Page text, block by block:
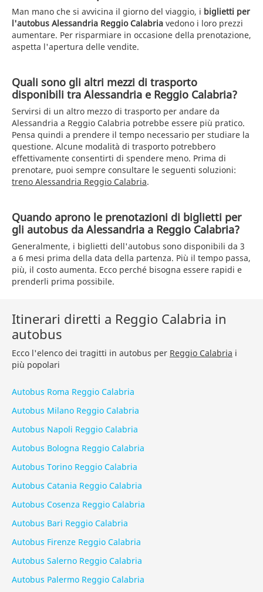
Man mano che si avvicina il giorno del viaggio, i biglietti per
l'autobus Alessandria Reggio Calabria vedono i loro prezzi
aumentare. Per risparmiare in occasione della prenotazione,
aspetta l'apertura delle vendite.
Quali sono gli altri mezzi di trasporto
disponibili tra Alessandria e Reggio Calabria?
Servirsi di un altro mezzo di trasporto per andare da
Alessandria a Reggio Calabria potrebbe essere più pratico.
Pensa quindi a prendere il tempo necessario per studiare la
questione. Alcune modalità di trasporto potrebbero
effettivamente consentirti di spendere meno. Prima di
prenotare, puoi sempre consultare le seguenti soluzioni:
treno Alessandria Reggio Calabria.
Quando aprono le prenotazioni di biglietti per
gli autobus da Alessandria a Reggio Calabria?
Generalmente, i biglietti dell'autobus sono disponibili da 3
a 6 mesi prima della data della partenza. Più il tempo passa,
più, il costo aumenta. Ecco perché bisogna essere rapidi e
prenderli prima possibile.
Itinerari diretti a Reggio Calabria in
autobus
Ecco l'elenco dei tragitti in autobus per Reggio Calabria i
più popolari
Autobus Roma Reggio Calabria
Autobus Milano Reggio Calabria
Autobus Napoli Reggio Calabria
Autobus Bologna Reggio Calabria
Autobus Torino Reggio Calabria
Autobus Catania Reggio Calabria
Autobus Cosenza Reggio Calabria
Autobus Bari Reggio Calabria
Autobus Firenze Reggio Calabria
Autobus Salerno Reggio Calabria
Autobus Palermo Reggio Calabria